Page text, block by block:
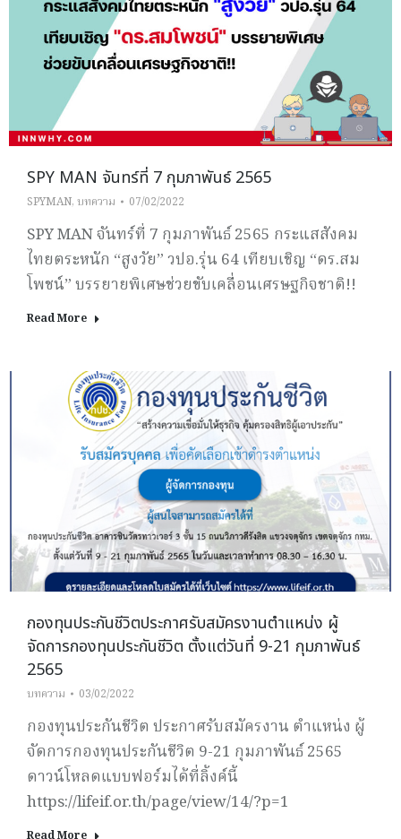
SPY MAN จันทร์ที่ 7 กุมภาพันธ์ 2565
SPYMAN, บทความ 07/02/2022
SPY MAN จันทร์ที่ 7 กุมภาพันธ์ 2565 กระแสสังคม
ไทยตระหนัก “สูงวัย” วปอ.รุ่น 64 เทียบเชิญ “ดร.สม
โพชน์” บรรยายพิเศษช่วยขับเคลื่อนเศรษฐกิจชาติ!!
Read More
กองทุนประกันชีวิตประกาศรับสมัครงานตำแหน่ง ผู้
จัดการกองทุนประกันชีวิต ตั้งแต่วันที่ 9-21 กุมภาพันธ์
2565
บทความ 03/02/2022
กองทุนประกันชีวิต ประกาศรับสมัครงาน ตำแหน่ง ผู้
จัดการกองทุนประกันชีวิต 9-21 กุมภาพันธ์ 2565
ดาวน์โหลดแบบฟอร์มได้ที่ลิ้งค์นี้
https://lifeif.or.th/page/view/14/?p=1